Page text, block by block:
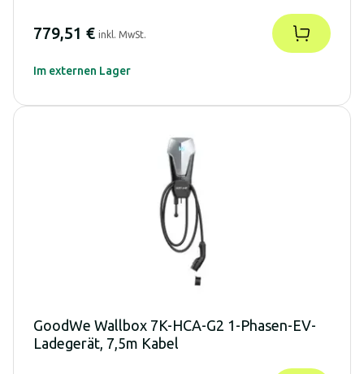
779,51 € inkl. MwSt.
Im externen Lager
GoodWe Wallbox 7K-HCA-G2 1-Phasen-EV-
Ladegerät, 7,5m Kabel